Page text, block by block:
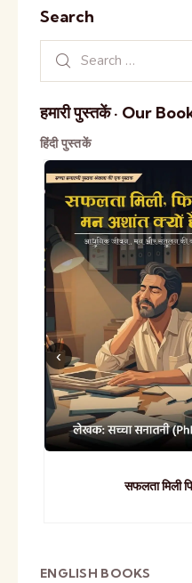
Search
हमारी पुस्तकें · Our
हिंदी पुस्तकें
सफलता मिली
ENGLISH BOOKS